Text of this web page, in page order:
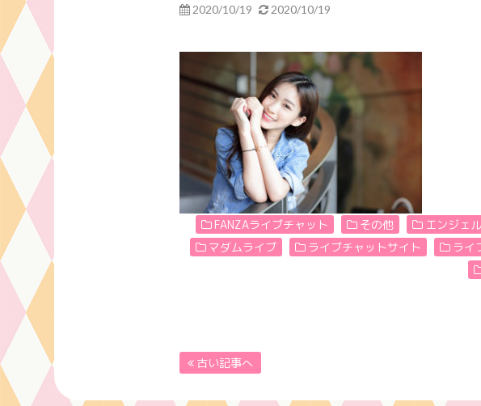
2020/10/19 2020/10/19
FANZAライブチャット その他 エンジェ
マダムライブ
ライブチャットサイト ライ
古い記事へ